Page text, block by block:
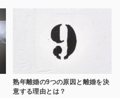
熟年離婚の9つの原因と離婚を決
意する理由とは？